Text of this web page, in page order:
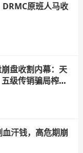
原班人马收
盘收割内幕：天
级传销骗局榨干
汗钱，高危期崩